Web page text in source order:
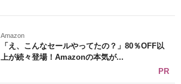
Amazon
「え、こんなセールやってたの？」80％OFF以
上が続々登場！Amazonの本気が...
PR